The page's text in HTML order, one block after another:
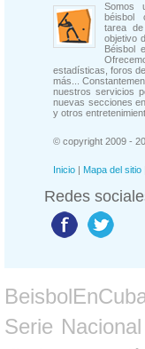
Somos
béisbol
tarea
objetivo
Béisbol
estadísticas, foros
más...
nuestros servicios
nuevas secciones
y otros
© copyright 2009 -
Inicio | Mapa del sitio
Redes
Serie